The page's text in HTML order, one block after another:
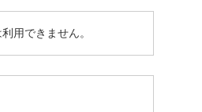
用できません。